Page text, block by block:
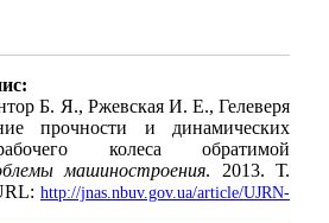
Б. Я., Ржевская И. Е., Гелеверя
прочности и динамических
колеса обратимой
машиностроения. 2013. Т.
http://jnas.nbuv.gov.ua/article/UJRN-